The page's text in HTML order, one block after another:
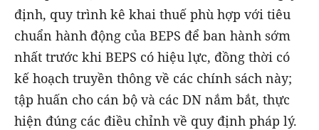
định, quy trình kê khai thuế phù hợp với tiêu
chuẩn hành động của BEPS để ban hành sớm
nhất trước khi BEPS có hiệu lực, đồng thời có
kế hoạch truyền thông về các chính sách này;
tập huấn cho cán bộ và các DN nắm bắt, thực
hiện đúng các điều chỉnh về quy định pháp lý.